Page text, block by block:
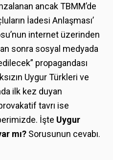
ancak TBMM’de
İadesi Anlaşması’
internet üzerinden
sonra sosyal medyada
propagandası
Uygur Türkleri ve
ilk kez duyan
tavrı ise
İşte Uygur
mı? Sorusunun cevabı.